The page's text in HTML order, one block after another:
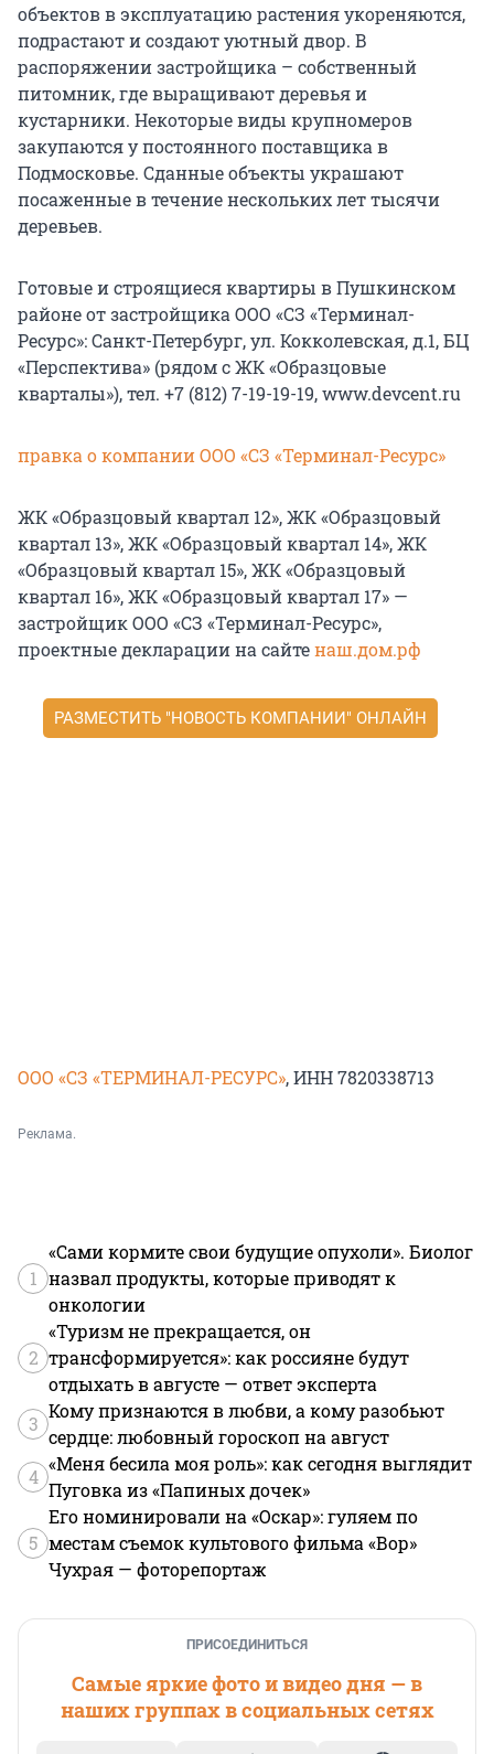
объектов в эксплуатацию растения укореняются,
подрастают и создают уютный двор. В
распоряжении застройщика – собственный
питомник, где выращивают деревья и
кустарники. Некоторые виды крупномеров
закупаются у постоянного поставщика в
Подмосковье. Сданные объекты украшают
посаженные в течение нескольких лет тысячи
деревьев.
Готовые и строящиеся квартиры в Пушкинском
районе от застройщика ООО «СЗ «Терминал-
Ресурс»: Санкт-Петербург, ул. Кокколевская, д.1, БЦ
«Перспектива» (рядом с ЖК «Образцовые
кварталы»), тел. +7 (812) 7-19-19-19, www.devcent.ru
правка о компании ООО «СЗ «Терминал-Ресурс»
ЖК «Образцовый квартал 12», ЖК «Образцовый
квартал 13», ЖК «Образцовый квартал 14», ЖК
«Образцовый квартал 15», ЖК «Образцовый
квартал 16», ЖК «Образцовый квартал 17» —
застройщик ООО «СЗ «Терминал-Ресурс»,
проектные декларации на сайтенаш.дом.рф
РАЗМЕСТИТЬ "НОВОСТЬ КОМПАНИИ" ОНЛАЙН
ООО «СЗ «ТЕРМИНАЛ-РЕСУРС», ИНН 7820338713
Реклама.
1
«Сами кормите свои будущие опухоли». Биолог
назвал продукты, которые приводят к
онкологии
2
«Туризм не прекращается, он
трансформируется»: как россияне будут
отдыхать в августе — ответ эксперта
3
Кому признаются в любви, а кому разобьют
сердце: любовный гороскоп на август
4
«Меня бесила моя роль»: как сегодня выглядит
Пуговка из «Папиных дочек»
5
Его номинировали на «Оскар»: гуляем по
местам съемок культового фильма «Вор»
Чухрая — фоторепортаж
ПРИСОЕДИНИТЬСЯ
Самые яркие фото и видео дня — в
наших группах в социальных сетях